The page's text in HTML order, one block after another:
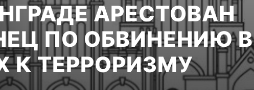
АРЕСТОВАН
ПО ОБВИНЕНИЮ В
К ТЕРРОРИЗМУ